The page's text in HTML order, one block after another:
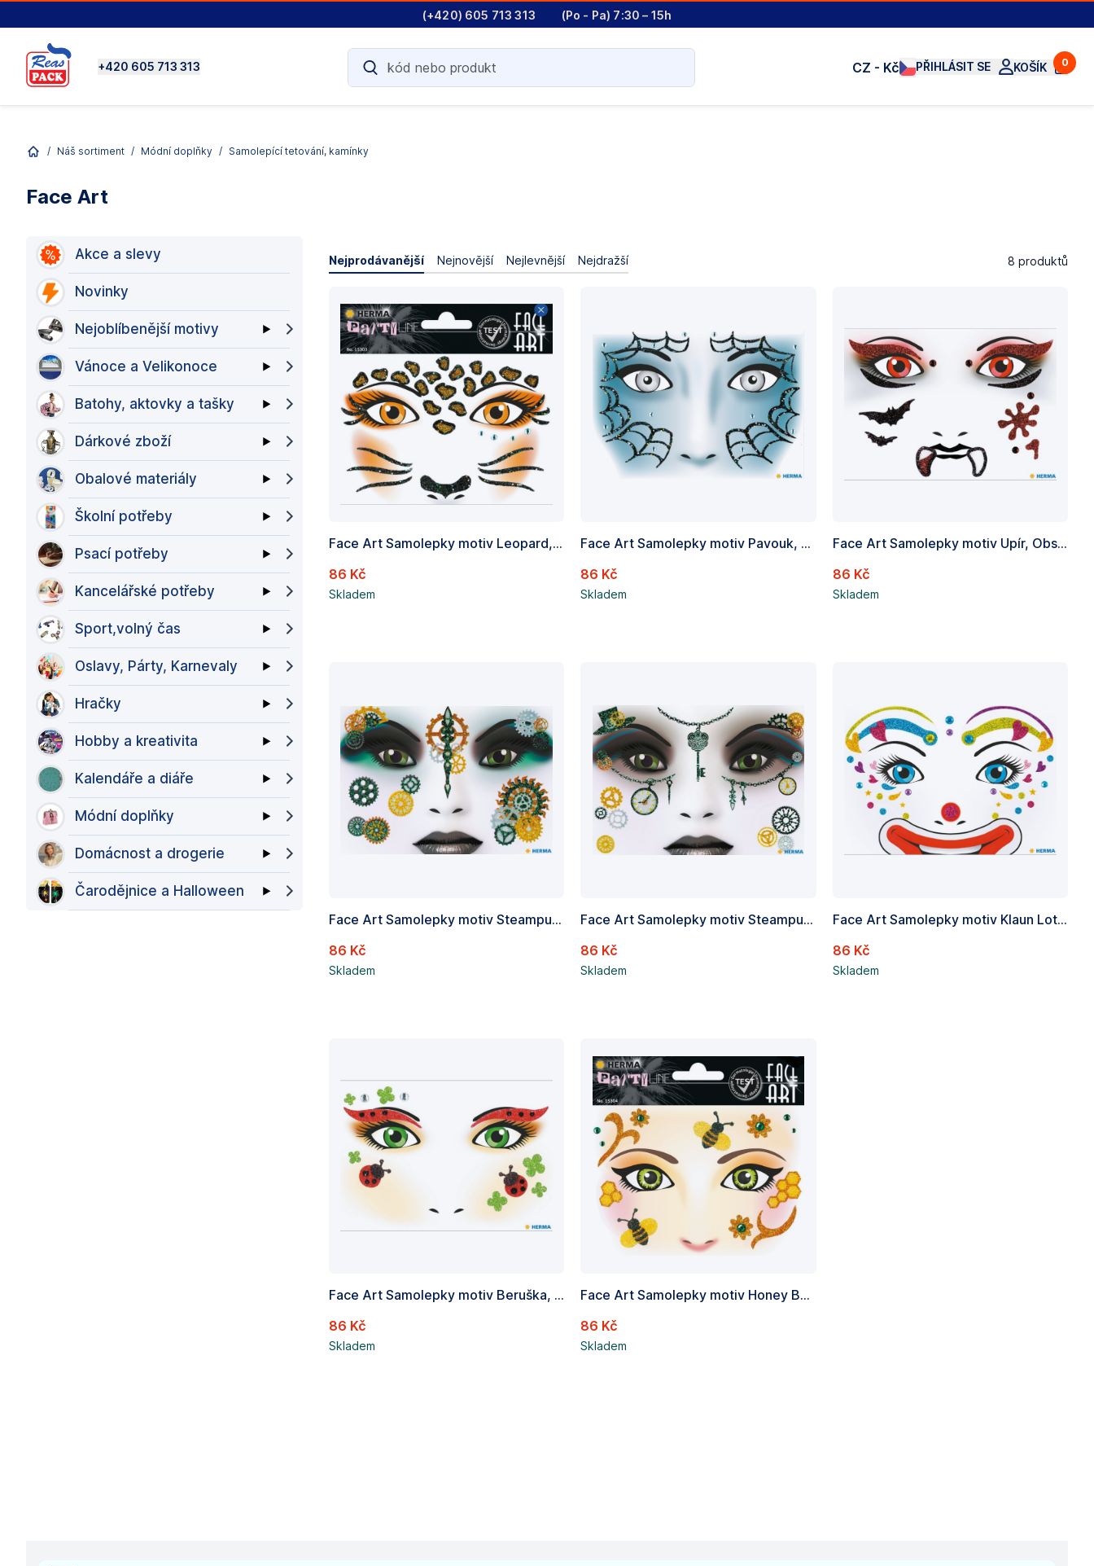
(+420) 605 713 313 (Po - Pa) 7:30 – 15h
+420 605 713 313 CZ - Kč PŘIHLÁSIT SE KOŠÍK 0
/ Náš sortiment / Módní doplňky / Samolepící tetování, kamínky
Face Art
Akce a slevy
Novinky
Nejoblíbenější motivy
Vánoce a Velikonoce
Batohy, aktovky a tašky
Dárkové zboží
Obalové materiály
Školní potřeby
Psací potřeby
Kancelářské potřeby
Sport,volný čas
Oslavy, Párty, Karnevaly
Hračky
Hobby a kreativita
Kalendáře a diáře
Módní doplňky
Domácnost a drogerie
Čarodějnice a Halloween
Nejprodávanější Nejnovější Nejlevnější Nejdražší 8 produktů
Face Art Samolepky motiv Leopard, Obsah 1 list
86 Kč
Skladem
Face Art Samolepky motiv Pavouk, Obsah 1 list
86 Kč
Skladem
Face Art Samolepky motiv Upír, Obsah 1 list
86 Kč
Skladem
Face Art Samolepky motiv Steampunk Marie, Obsah 1 list
86 Kč
Skladem
Face Art Samolepky motiv Steampunk Amelia, Obsah 1 list
86 Kč
Skladem
Face Art Samolepky motiv Klaun Lotta, Obsah 1 list
86 Kč
Skladem
Face Art Samolepky motiv Beruška, Obsah 1 list
86 Kč
Skladem
Face Art Samolepky motiv Honey Bee, Obsah 1 list
86 Kč
Skladem